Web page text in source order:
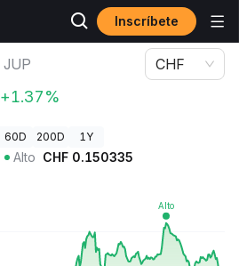
Inscríbete
Precio de Jupiter JUP
JUP
+1.37%
CHF
60D 200D 1Y
Alto CHF 0.150335